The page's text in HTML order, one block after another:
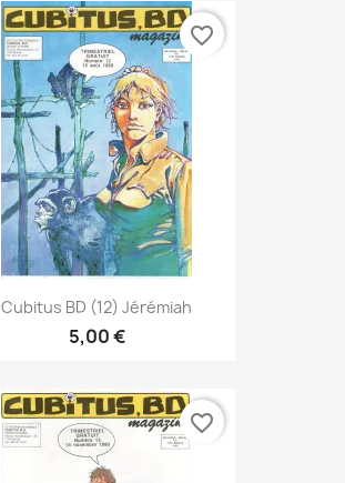
Cubitus BD (12) Jérémiah
5,00 €
favorite_border
favorite_border